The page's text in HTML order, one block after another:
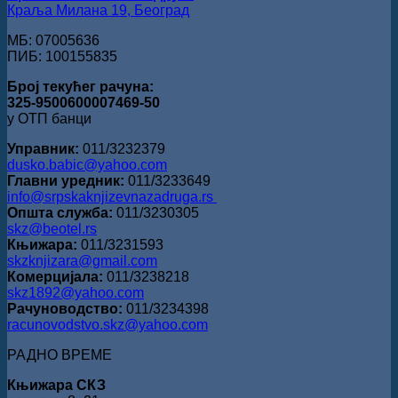
Краља Милана 19, Београд
МБ: 07005636
ПИБ: 100155835
Број текућег рачуна:
325-9500600007469-50
у ОТП банци
Управник: 011/3232379
dusko.babic@yahoo.com
Главни уредник: 011/3233649
info@srpskaknjizevnazadruga.rs
Општа служба: 011/3230305
skz@beotel.rs
Књижара: 011/3231593
skzknjizara@gmail.com
Комерцијала: 011/3238218
skz1892@yahoo.com
Рачуноводство: 011/3234398
racunovodstvo.skz@yahoo.com
РАДНО ВРЕМЕ
Књижара СКЗ